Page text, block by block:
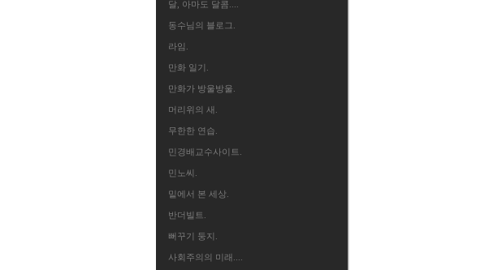
달, 아마도 달콤....
동수님의 블로그.
라임.
만화 일기.
만화가 방울방울.
머리위의 새.
무한한 연습.
민경배교수사이트.
민노씨.
밑에서 본 세상.
반더빌트.
뻐꾸기 둥지.
사회주의의 미래....